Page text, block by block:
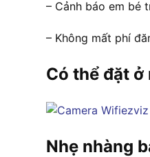
– Cảnh báo em bé
– Không mất phí
Có thể đặt
Nhẹ nhàng